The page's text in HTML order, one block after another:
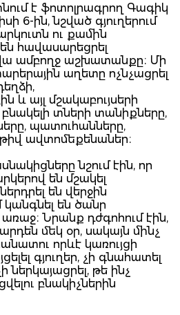
է ֆոտոլրագրող Գագիկ
6-ին, նշված գյուղերում
ու քամին
հավասարեցրել
ամբողջ աշխատանքը։ Մի
աղետը ոչնչացրել
և այլ մշակաբույսերի
տների տանիքները,
պատուհանները,
ավտոմեքենաներ։
նշում էին, որ
են մշակել
են վերջին
կանգնել են ծանր
Նրանք դժգոհում էին,
մեկ օր, սակայն մինչ
որևէ կառույցի
գյուղեր, չի գնահատել
թե ինչ
բնակիչներին